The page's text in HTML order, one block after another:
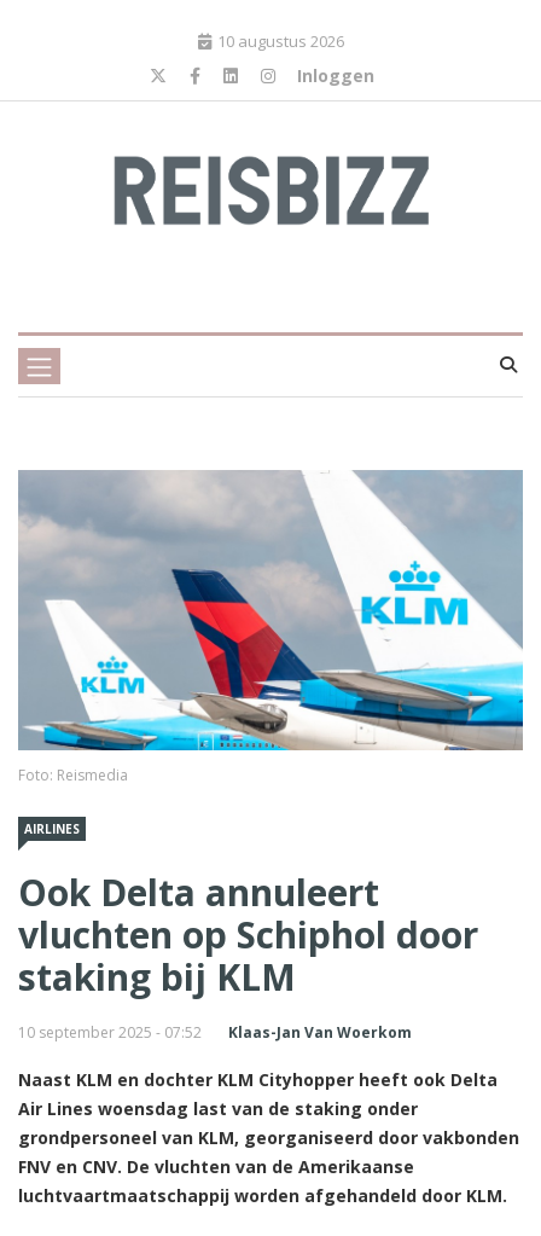
10 augustus 2026
Inloggen
Foto: Reismedia
AIRLINES
Ook Delta annuleert
vluchten op Schiphol door
staking bij KLM
10 september 2025 - 07:52 Klaas-Jan Van Woerkom
Naast KLM en dochter KLM Cityhopper heeft ook Delta
Air Lines woensdag last van de staking onder
grondpersoneel van KLM, georganiseerd door vakbonden
FNV en CNV. De vluchten van de Amerikaanse
luchtvaartmaatschappij worden afgehandeld door KLM.